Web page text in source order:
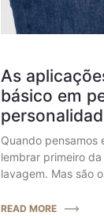
As
básico em
Quando pensamos
lembrar primeiro
lavagem. Mas são
READ MORE